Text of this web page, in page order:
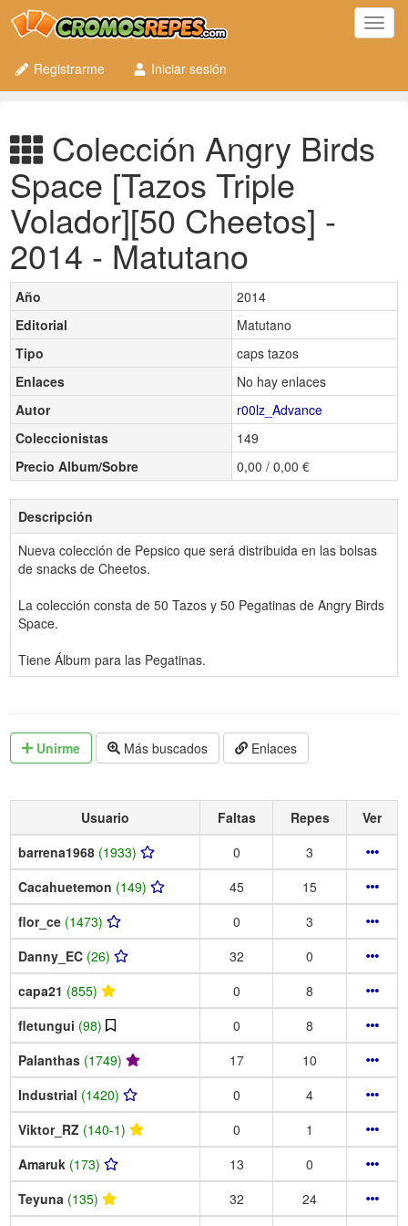
Registrarme
Iniciar sesión
Colección Angry Birds
Space [Tazos Triple
Volador][50 Cheetos] -
2014 - Matutano
Año
2014
Editorial
Matutano
Tipo
caps tazos
Enlaces
No hay enlaces
Autor
r00lz_Advance
Coleccionistas
149
Precio Album/Sobre
0,00 / 0,00 €
Descripción
Nueva colección de Pepsico que será distribuida en las bolsas
de snacks de Cheetos.
La colección consta de 50 Tazos y 50 Pegatinas de Angry Birds
Space.
Tiene Álbum para las Pegatinas.
Unirme Más buscados Enlaces
Usuario Faltas Repes
Ver
barrena1968 (1933) 0
3
Cacahuetemon (149) 45
15
flor_ce (1473) 0
3
Danny_EC (26) 32
0
capa21 (855) 0
8
fletungui (98) 0
8
Palanthas (1749) 17
10
Industrial (1420) 0
4
Viktor_RZ (140-1) 0
1
Amaruk (173) 13
0
Teyuna (135) 32
24